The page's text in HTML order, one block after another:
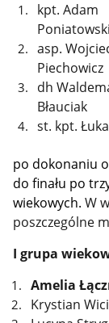
kpt. Adam
Poniatowski
asp.
Piechowicz
dh
Błauciak
st. kpt.
po dokonaniu
do finału po
wiekowych.W
poszczególne
I grupa
Amelia
Krystian